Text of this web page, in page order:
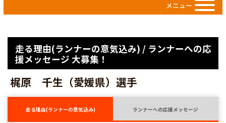
メニュー
走る理由(ランナーの意気込み) / ランナーへの応
援メッセージ 大募集！
梶原 千生（愛媛県）選手
走る理由(ランナーの意気込み) ランナーへの応援メッセージ